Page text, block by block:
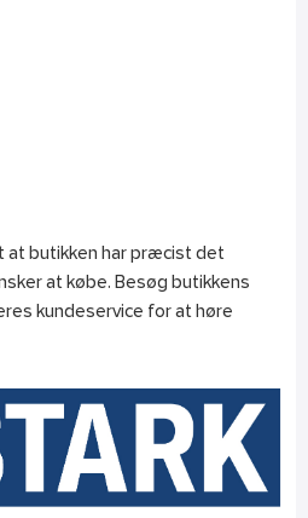
at butikken har præcist det
at købe. Besøg butikkens
kundeservice for at høre